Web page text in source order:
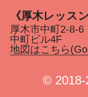
《厚木レッス
厚木市中町2-8-6
中町ビル4F
地図はこちら
©︎ 2018-